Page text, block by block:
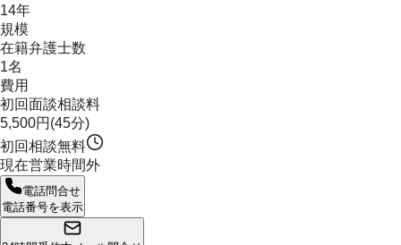
14年
規模
在籍弁護士数
1名
費用
初回面談相談料
5,500円(45分)
初回相談無料
現在営業時間外
電話問合せ
電話番号を表示